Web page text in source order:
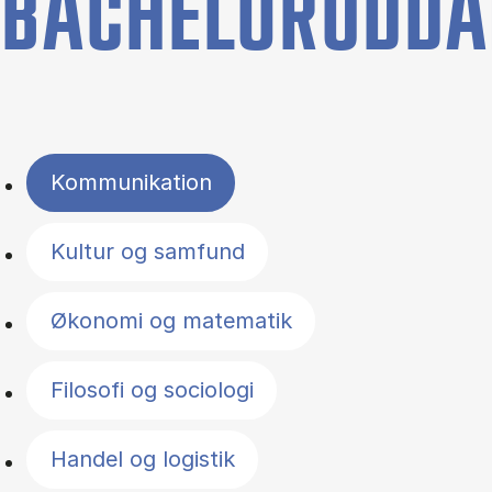
Filter by topics
Kommunikation
Kultur og samfund
Økonomi og matematik
Filosofi og sociologi
Handel og logistik